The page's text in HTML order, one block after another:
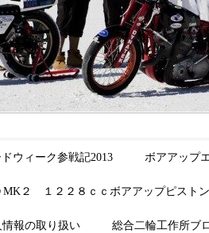
ウィーク参戦記2013 ボアアップ
MK２ １２２８ｃｃボアアップピストン
情報の取り扱い 総合二輪工作所ブ